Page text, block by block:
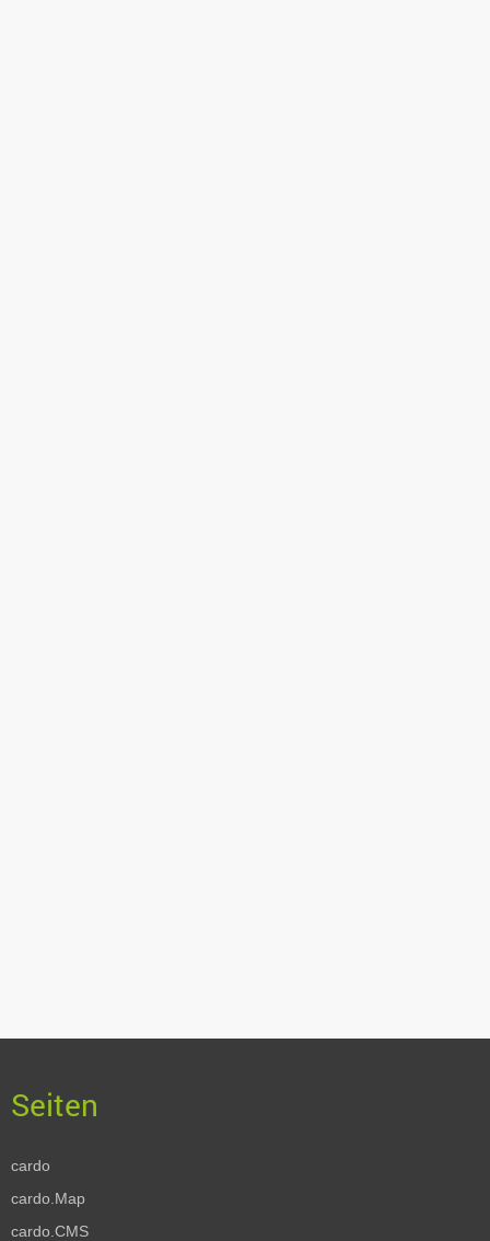
cardo
cardo.Map
cardo.CMS